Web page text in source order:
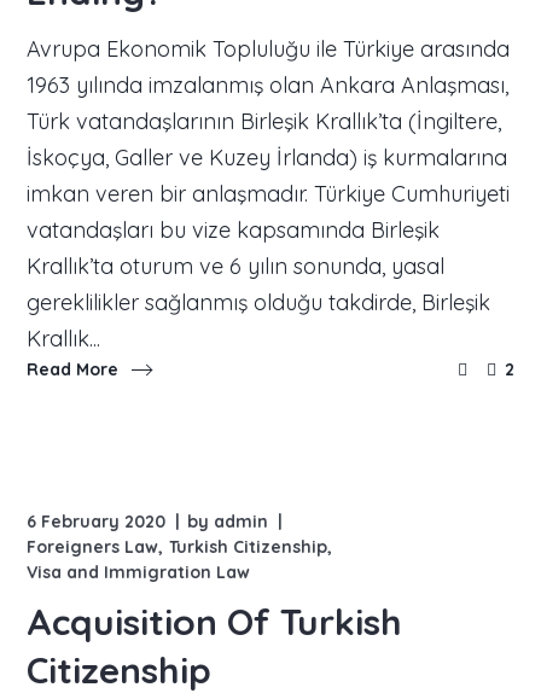
Avrupa Ekonomik Topluluğu ile Türkiye arasında
1963 yılında imzalanmış olan Ankara Anlaşması,
Türk vatandaşlarının Birleşik Krallık’ta (İngiltere,
İskoçya, Galler ve Kuzey İrlanda) iş kurmalarına
imkan veren bir anlaşmadır. Türkiye Cumhuriyeti
vatandaşları bu vize kapsamında Birleşik
Krallık’ta oturum ve 6 yılın sonunda, yasal
gereklilikler sağlanmış olduğu takdirde, Birleşik
Krallık...
Read More 2
6 February 2020 by admin
Foreigners Law Turkish Citizenship
Visa and Immigration Law
Acquisition Of Turkish
Citizenship